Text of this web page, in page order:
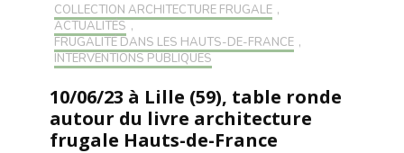
COLLECTION ARCHITECTURE FRUGALE ,
ACTUALITÉS ,
FRUGALITÉ DANS LES HAUTS-DE-FRANCE ,
INTERVENTIONS PUBLIQUES
10/06/23 à Lille (59), table ronde
autour du livre architecture
frugale Hauts-de-France